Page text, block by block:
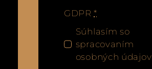
GDPR*
Súhlasím so
spracovaním
osobných údajov